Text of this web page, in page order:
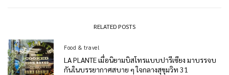
RELATED POSTS
Food & travel
LA PLANTE เมื่อนิยามบิสโทรแบบปารีเซียง มาบรรจบ
กันในบรรยากาศสบาย ๆ ใจกลางสุขุมวิท 31